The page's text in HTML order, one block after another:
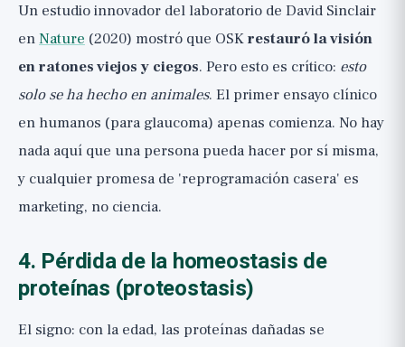
Un estudio innovador del laboratorio de David Sinclair
enNature (2020) mostró que OSKrestauró la visión
en ratones viejos y ciegos. Pero esto es crítico: esto
solo se ha hecho en animales. El primer ensayo clínico
en humanos (para glaucoma) apenas comienza. No hay
nada aquí que una persona pueda hacer por sí misma,
y cualquier promesa de 'reprogramación casera' es
marketing, no ciencia.
4. Pérdida de la homeostasis de
proteínas (proteostasis)
El signo: con la edad, las proteínas dañadas se